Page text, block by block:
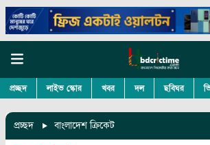
প্রচ্ছদ লাইভ স্কোর খবর দল ছবিঘর
প্রচ্ছদ বাংলাদেশ ক্রিকেট